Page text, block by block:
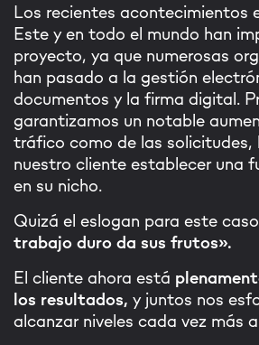
Los recientes acontecimientos
Este y en todo el mundo han
proyecto, ya que numerosas
han pasado a la gestión
documentos y la firma digital.
garantizamos un notable
tráfico como de las solicitudes,
nuestro cliente establecer una
en su nicho.
Quizá el eslogan para este
trabajo duro da sus frutos».
El cliente ahora está
los resultados, y juntos nos
alcanzar niveles cada vez más